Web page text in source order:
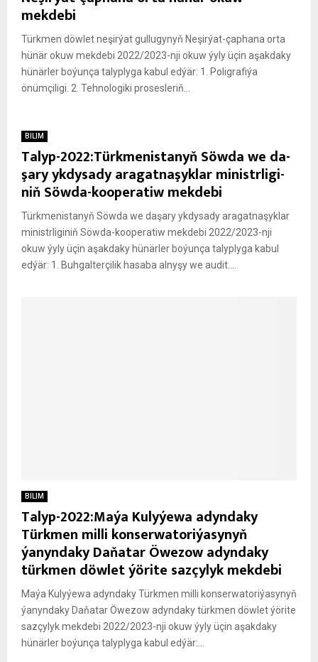
mekdebi
Türkmen döwlet neşirýat gullugynyň Neşirýat-çaphana orta
hünär okuw mekdebi 2022/2023-nji okuw ýyly üçin aşakdaky
hünärler boýunça talyplyga kabul edýär: 1. Poligrafiýa
önümçiligi. 2. Tehnologiki prosesleriň...
BILIM
Talyp-2022:Türk­me­nis­ta­nyň Söw­da we da­
şa­ry yk­dy­sa­dy ara­gat­na­şyk­lar mi­nistr­li­gi­
niň Söw­da-koo­pe­ra­tiw mek­de­bi
Türk­me­nis­ta­nyň Söw­da we da­şa­ry yk­dy­sa­dy ara­gat­na­şyk­lar
mi­nistr­li­gi­niň Söw­da-koo­pe­ra­tiw mek­de­bi 2022/2023-nji
okuw ýyly üçin aşakdaky hünärler boýunça talyplyga kabul
edýär: 1. Buh­gal­ter­çi­lik ha­sa­ba al­ny­şy we au­dit....
BILIM
Talyp-2022:Maýa Kulyýewa adyndaky
Türkmen milli konserwatoriýasynyň
ýanyndaky Daňatar Öwezow adyndaky
türkmen döwlet ýörite sazçylyk mekdebi
Maýa Kulyýewa adyndaky Türkmen milli konserwatoriýasynyň
ýanyndaky Daňatar Öwezow adyndaky türkmen döwlet ýörite
sazçylyk mekdebi 2022/2023-nji okuw ýyly üçin aşakdaky
hünärler boýunça talyplyga kabul edýär:...